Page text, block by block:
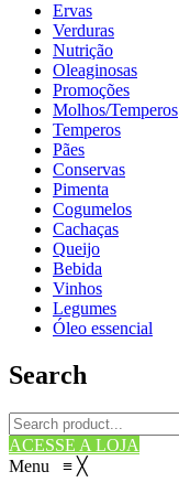
Ervas
Verduras
Nutrição
Oleaginosas
Promoções
Molhos/Temperos
Temperos
Pães
Conservas
Pimenta
Cogumelos
Cachaças
Queijo
Bebida
Vinhos
Legumes
Óleo essencial
Search
ACESSE A LOJA
Menu ≡ ╳